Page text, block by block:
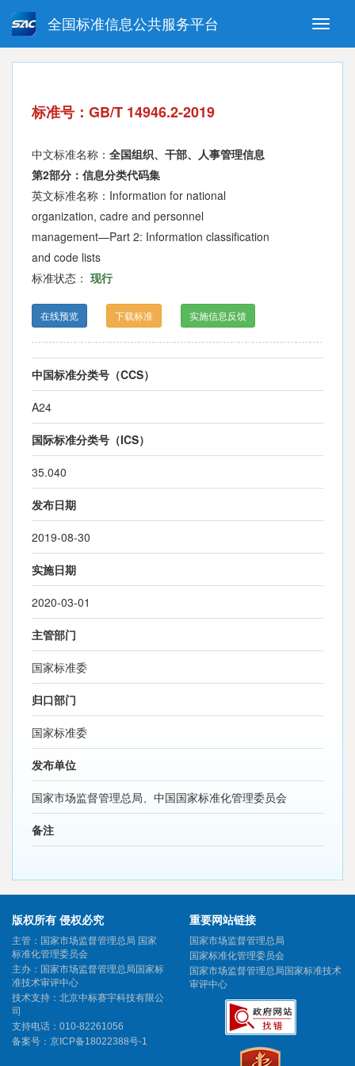
Toggle
全国标准信息公共服务平台
强制性国家标准 推荐性国家标准
指导性技术文件 (National standards in foreign
标准号：GB/T 14946.2-2019
中文标准名称： 全国组织、干部、人事管理信息
第2部分：信息分类代码集
英文标准名称：Information for national
organization, cadre and personnel
management—Part 2: Information classification
and code lists
标准状态： 现行
在线预览 下载标准 实施信息反馈
中国标准分类号（CCS）
A24
国际标准分类号（ICS）
35.040
发布日期
2019-08-30
实施日期
2020-03-01
主管部门
国家标准委
归口部门
国家标准委
发布单位
国家市场监督管理总局、中国国家标准化管理委员会
备注
版权所有 侵权必究
主管：国家市场监督管理总局 国家
标准化管理委员会
主办：国家市场监督管理总局国家标
准技术审评中心
技术支持：北京中标赛宇科技有限公
司
支持电话：010-82261056
备案号： 京ICP备18022388号-1
重要网站链接
国家市场监督管理总局
国家标准化管理委员会
国家市场监督管理总局国家标准技术
审评中心